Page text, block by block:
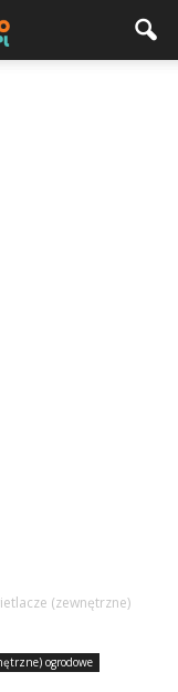
(zewnętrzne)
ogrodowe